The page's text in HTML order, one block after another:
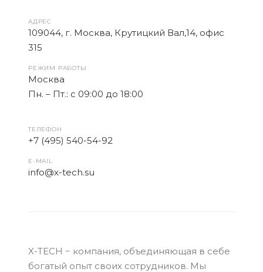
АДРЕС
109044, г. Москва, Крутицкий Вал,14, офис
315
РЕЖИМ РАБОТЫ
Москва
Пн. – Пт.: с 09:00 до 18:00
ТЕЛЕФОН
+7 (495) 540-54-92
E-MAIL
info@x-tech.su
X-TECH − компания, объединяющая в себе
богатый опыт своих сотрудников. Мы